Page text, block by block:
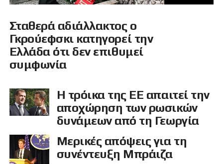
Σταθερά αδιάλλακτος ο
Γκρούεφσκι κατηγορεί την
Ελλάδα ότι δεν επιθυμεί
συμφωνία
Η τρόικα της ΕΕ απαιτεί την
αποχώρηση των ρωσικών
δυνάμεων από τη Γεωργία
Μερικές απόψεις για τη
συνέντευξη Μπράιζα